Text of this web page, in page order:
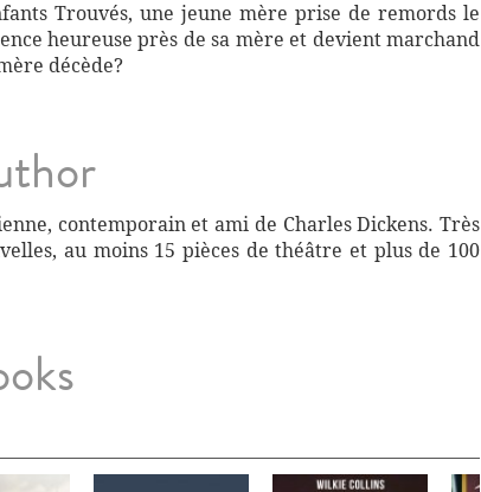
Trouvés, une jeune mère prise de remords le
heureuse près de sa mère et devient marchand
décède?
contemporain et ami de Charles Dickens. Très
au moins 15 pièces de théâtre et plus de 100